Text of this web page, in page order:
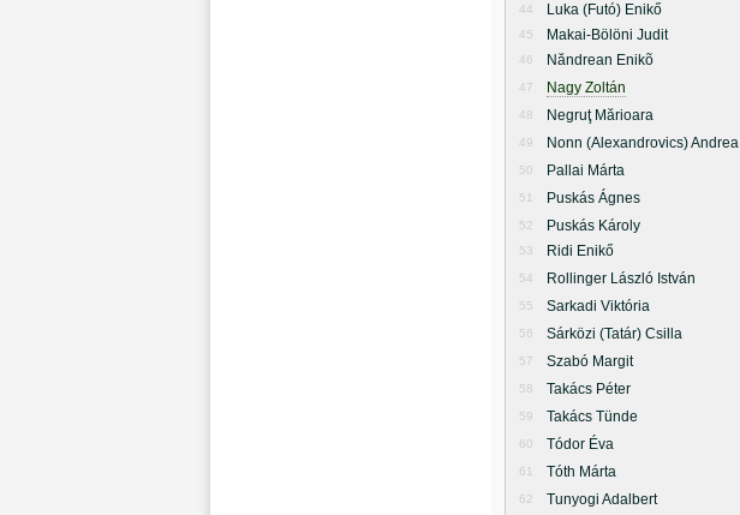
44 Luka (Futó) Enikő
45 Makai-Bölöni Judit
46 Năndrean Enikõ
47 Nagy Zoltán
48 Negruţ Mărioara
49 Nonn (Alexandrovics) Andrea
50 Pallai Márta
51 Puskás Ágnes
52 Puskás Károly
53 Ridi Enikő
54 Rollinger László István
55 Sarkadi Viktória
56 Sárközi (Tatár) Csilla
57 Szabó Margit
58 Takács Péter
59 Takács Tünde
60 Tódor Éva
61 Tóth Márta
62 Tunyogi Adalbert